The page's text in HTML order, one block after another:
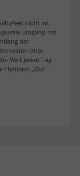
nicht im
Umgang mit
der
über
Welt jeden Tag
Plattform „Our